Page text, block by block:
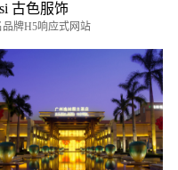
古色服饰
品牌H5响应式网站